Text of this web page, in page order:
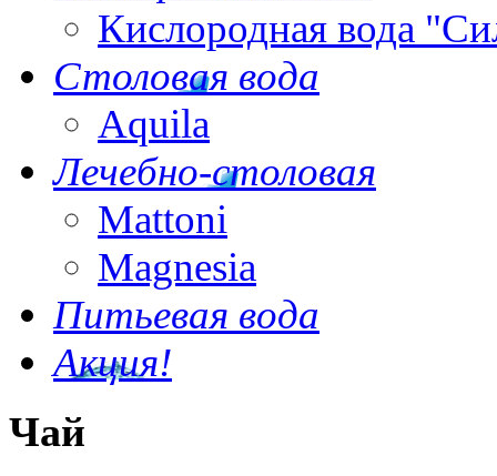
Кислородная вода
Столовая вода
Aquila
Лечебно-столовая
Mattoni
Magnesia
Питьевая вода
Акция!
Чай